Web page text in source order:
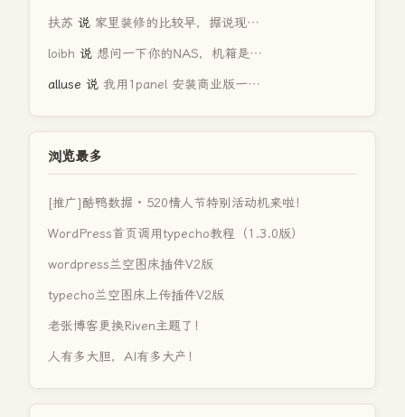
扶苏 说 家里装修的比较早，据说现…
loibh 说 想问一下你的NAS，机箱是…
alluse 说 我用1panel 安装商业版一…
浏览最多
[推广]酷鸭数据 · 520情人节特别活动机来啦！
WordPress首页调用typecho教程（1.3.0版）
wordpress兰空图床插件V2版
typecho兰空图床上传插件V2版
老张博客更换Riven主题了！
人有多大胆，AI有多大产！